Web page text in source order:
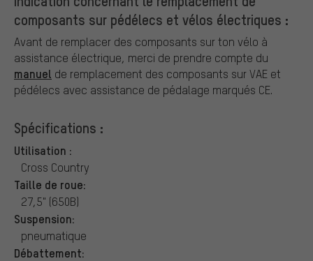
composants sur pédélecs et vélos électriques :
Avant de remplacer des composants sur ton vélo à
assistance électrique, merci de prendre compte du
manuel de remplacement des composants sur VAE et
pédélecs avec assistance de pédalage marqués CE.
Spécifications :
Utilisation :
Cross Country
Taille de roue:
27,5" (650B)
Suspension:
pneumatique
Débattement: